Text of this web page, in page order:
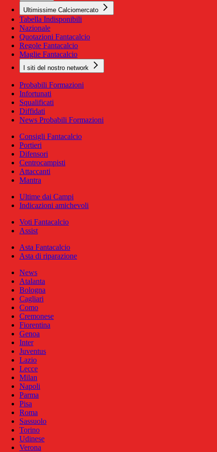
Ultimissime Calciomercato
Tabella Indisponibili
Nazionale
Quotazioni Fantacalcio
Regole Fantacalcio
Maglie Fantacalcio
I siti del nostro network
Probabili Formazioni
Infortunati
Squalificati
Diffidati
News Probabili Formazioni
Consigli Fantacalcio
Portieri
Difensori
Centrocampisti
Attaccanti
Mantra
Ultime dai Campi
Indicazioni amichevoli
Voti Fantacalcio
Assist
Asta Fantacalcio
Asta di riparazione
News
Atalanta
Bologna
Cagliari
Como
Cremonese
Fiorentina
Genoa
Inter
Juventus
Lazio
Lecce
Milan
Napoli
Parma
Pisa
Roma
Sassuolo
Torino
Udinese
Verona